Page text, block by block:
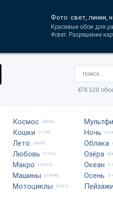
Фото: свет, линии,
Красивые обои для
#свет. Разрешение
478.520
Космос (6006)
Кошки (7730)
Лето (9669)
Любовь (1791)
Макро (12622)
Машины (37846)
Мотоциклы (3701)
Ночь
Облака
Озёра
Океан
Осень
Пейзажи